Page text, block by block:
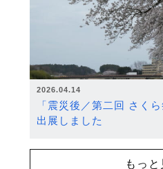
2026.04.14
「震災後／第二回 さく
出展しました
もっと